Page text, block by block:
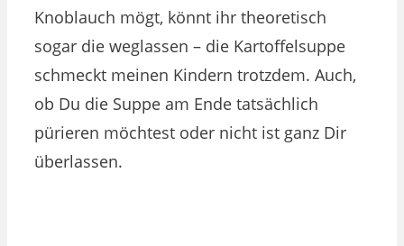
Knoblauch mögt, könnt ihr theoretisch
sogar die weglassen – die Kartoffelsuppe
schmeckt meinen Kindern trotzdem. Auch,
ob Du die Suppe am Ende tatsächlich
pürieren möchtest oder nicht ist ganz Dir
überlassen.